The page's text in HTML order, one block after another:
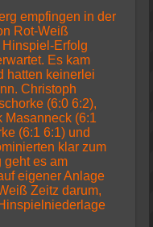
empfingen in der
Rot-Weiß
Erfolg
Es kam
hatten keinerlei
Christoph
(6:0 6:2),
Masanneck (6:1
(6:1 6:1) und
klar zum
geht es am
eigener Anlage
Zeitz darum,